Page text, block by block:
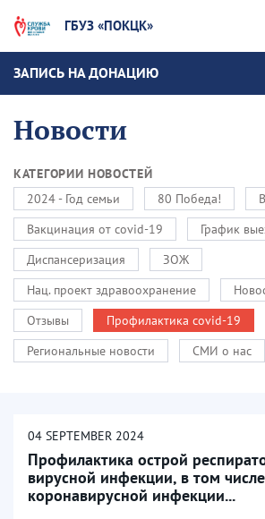
ГБУЗ «ПОКЦК»
ЗАПИСЬ НА ДОНАЦИЮ
Новости
КАТЕГОРИИ НОВОСТЕЙ
2024 - Год семьи
80 Победа!
Вакцинация от covid-19
График
Диспансеризация
ЗОЖ
Нац. проект здравоохранение
Отзывы
Профилактика covid-19
Региональные новости
СМИ о нас
04 SEPTEMBER 2024
Профилактика острой
вирусной инфекции, в том
коронавирусной инфекции...